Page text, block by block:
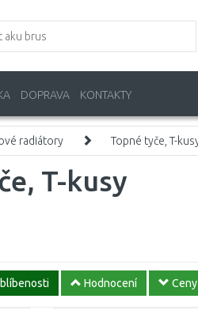
DOPRAVA KONTAKTY
radiátory Topné tyče, T-
T-kusy
Hodnocení Ceny